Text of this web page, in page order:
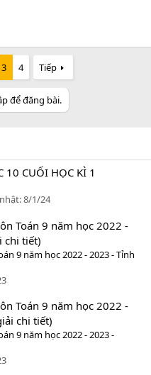
3 4 Tiếp
để đăng bài.
10 CUỐI HỌC KÌ 1
8/1/24
Toán 9 năm học 2022 -
chi tiết)
9 năm học 2022 - 2023 - Tỉnh
Toán 9 năm học 2022 -
chi tiết)
9 năm học 2022 - 2023 -